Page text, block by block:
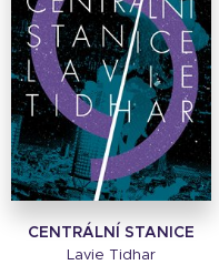
CENTRÁLNÍ STANICE
Lavie Tidhar